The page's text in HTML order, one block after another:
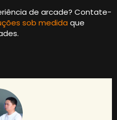
de arcade? Contate-
sob medida que